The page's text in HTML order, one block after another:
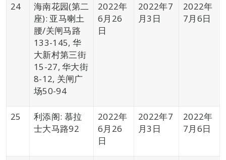
24
海南花园(第二
座): 亚马喇土
腰/关闸马路
133-145, 华
大新村第三街
15-27, 华大街
8-12, 关闸广
场50-94
2022年
6月26
日
2022年7
月3日
2022年
7月6日
25
利添阁: 慕拉
士大马路92
2022年
6月26
日
2022年7
月3日
2022年
7月6日